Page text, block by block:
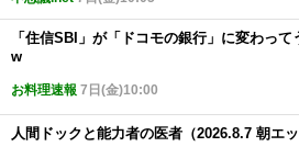
「住信SBI」が「ドコモの銀行」に変わっ
w
お料理速報 7日(金)10:00
人間ドックと能力者の医者（2026.8.7 朝エッ